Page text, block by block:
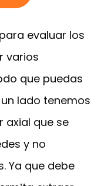
evaluar los
varios
que puedas
lado tenemos
axial que se
y no
Ya que debe